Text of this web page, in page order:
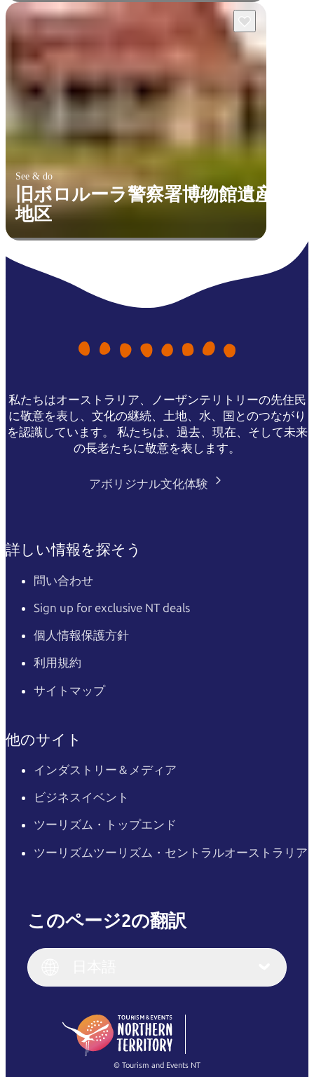
See & do
旧ボロルーラ警察署博物館遺産
地区
私たちはオーストラリア、ノーザンテリトリーの先住民
に敬意を表し、文化の継続、土地、水、国とのつながり
を認識しています。 私たちは、過去、現在、そして未来
の長老たちに敬意を表します。
アボリジナル文化体験
詳しい情報を探そう
問い合わせ
Sign up for exclusive NT deals
個人情報保護方針
利用規約
サイトマップ
他のサイト
インダストリー＆メディア
ビジネスイベント
ツーリズム・トップエンド
ツーリズムツーリズム・セントラルオーストラリア
このページ2の翻訳
English (US)
English
(Singapore)
Français
繁體中文
© Tourism and Events NT